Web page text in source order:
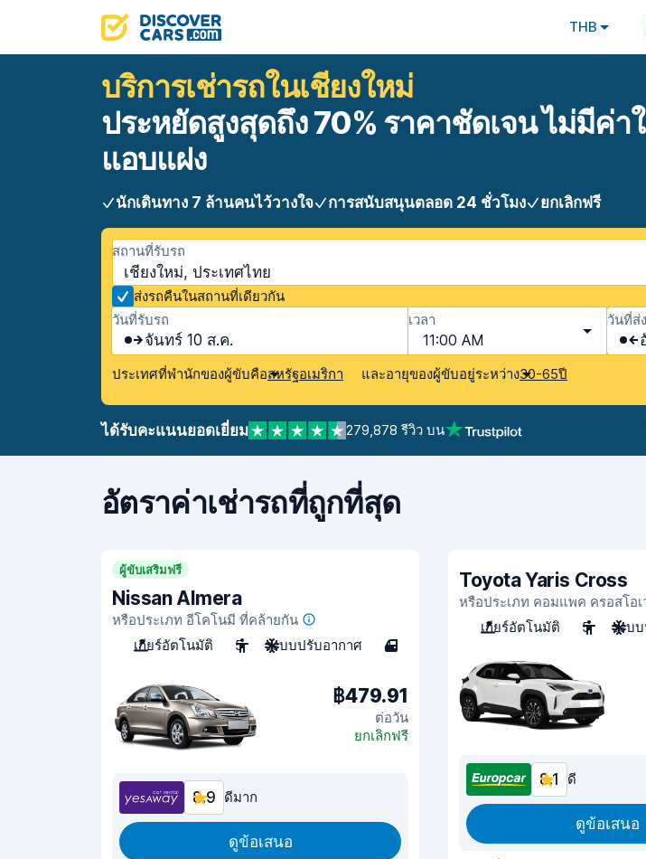
THB
บริการเช่ารถในเชียงใหม่
ประหยัดสูงสุดถึง 70% ราคาชัดเจน ไม่มีค่า
แอบแฝง
นักเดินทาง 7 ล้านคนไว้วางใจ การสนับสนุนตลอด 24 ชั่วโมง ยกเลิกฟรี
สถานที่รับรถ
เชียงใหม่, ประเทศไทย
ส่งรถคืนในสถานที่เดียวกัน
วันที่รับรถ
จันทร์ 10 ส.ค.
เวลา
11:00 AM
วันที่ส่
ประเทศที่พำนักของผู้ขับคือสหรัฐอเมริกา และอายุของผู้ขับอยู่ระหว่าง30-65ปี
ได้รับคะแนนยอดเยี่ยม 279,878 รีวิว บน
อัตราค่าเช่ารถที่ถูกที่สุด
ผู้ขับเสริมฟรี
Nissan Almera
หรือประเภท อีโคโนมี ที่คล้ายกัน
เกียร์อัตโนมัติ
5 ระบบปรับอากาศ 4
฿479.91
ต่อวัน
ยกเลิกฟรี
8.9 ดีมาก
ดูข้อเสนอ
Toyota Yaris Cross
หรือประเภท คอมแพค ครอสโอ
เกียร์อัตโนมัติ
5 ระบ
8.1 ดี
ดูข้อเสนอ